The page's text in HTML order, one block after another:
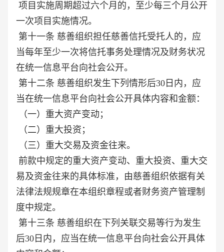
项目实施周期超过六个月的，至少每三个月公开
一次项目实施情况。
第十一条 慈善组织担任慈善信托受托人的，应
当每年至少一次将信托事务处理情况及财务状况
在统一信息平台向社会公开。
第十二条 慈善组织发生下列情形后30日内，应
当在统一信息平台向社会公开具体内容和金额：
（一）重大资产变动；
（二）重大投资；
（三）重大交易及资金往来。
前款中规定的重大资产变动、重大投资、重大交
易及资金往来的具体标准，由慈善组织依据有关
法律法规规章在本组织章程或者财务资产管理制
度中规定。
第十三条 慈善组织在下列关联交易等行为发生
后30日内，应当在统一信息平台向社会公开具体